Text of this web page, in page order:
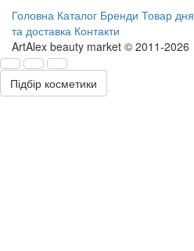
Головна Каталог Бренди Товар дня
та доставка Контакти
ArtAlex beauty market © 2011-2026
Підбір косметики